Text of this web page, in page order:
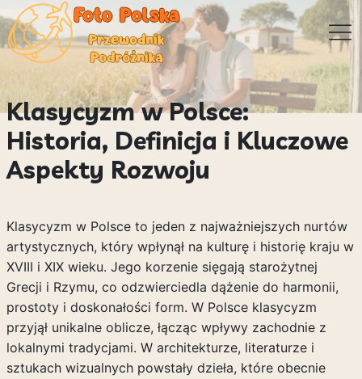
Klasycyzm w Polsce:
Historia, Definicja i Kluczowe
Aspekty Rozwoju
Klasycyzm w Polsce to jeden z najważniejszych nurtów
artystycznych, który wpłynął na kulturę i historię kraju w
XVIII i XIX wieku. Jego korzenie sięgają starożytnej
Grecji i Rzymu, co odzwierciedla dążenie do harmonii,
prostoty i doskonałości form. W Polsce klasycyzm
przyjął unikalne oblicze, łącząc wpływy zachodnie z
lokalnymi tradycjami. W architekturze, literaturze i
sztukach wizualnych powstały dzieła, które obecnie